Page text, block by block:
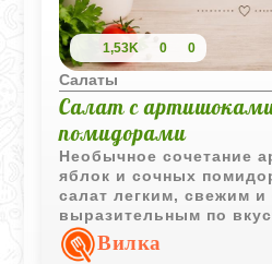
1,53K 0 0
Салаты
Салат с
помидорами
Необычное сочетание
яблок и сочных
салат легким, свежим и
выразительным по
добавляет приятную
сельдерей делает
Вилка